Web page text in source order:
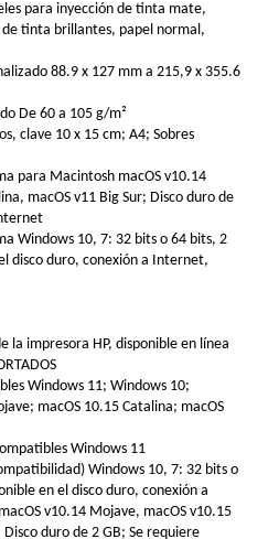
para inyección de tinta mate,
tinta brillantes, papel normal,
88.9 x 127 mm a 215,9 x 355.6
De 60 a 105 g/m²
clave 10 x 15 cm; A4; Sobres
para Macintosh macOS v10.14
macOS v11 Big Sur; Disco duro de
Windows 10, 7: 32 bits o 64 bits, 2
disco duro, conexión a Internet,
la impresora HP, disponible en línea
Windows 11; Windows 10;
macOS 10.15 Catalina; macOS
Windows 11
Windows 10, 7: 32 bits o
en el disco duro, conexión a
v10.14 Mojave, macOS v10.15
duro de 2 GB; Se requiere